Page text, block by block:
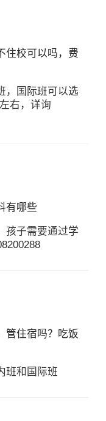
住校可以吗，费
，国际班可以选
右，详询
有哪些
孩子需要通过学
管住宿吗？吃饭
班和国际班